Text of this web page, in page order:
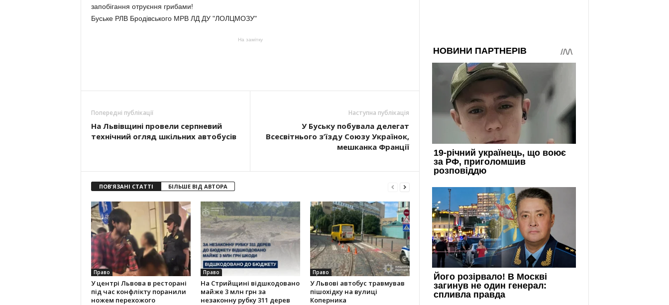
запобігання отруєння грибами!
Буське РЛВ Бродівського МРВ ЛД ДУ "ЛОЛЦМОЗУ"
На замітку
Попередні публікації
На Львівщині провели серпневий
технічний огляд шкільних автобусів
Наступна публікація
У Буську побувала делегат
Всесвітнього з’їзду Союзу Українок,
мешканка Франції
ПОВ'ЯЗАНІ СТАТТІ БІЛЬШЕ ВІД АВТОРА
Право
У центрі Львова в ресторані
під час конфлікту поранили
ножем перехожого
Право
На Стрийщині відшкодовано
майже 3 млн грн за
незаконну рубку 311 дерев
Право
У Львові автобус травмував
пішохідку на вулиці
Коперника